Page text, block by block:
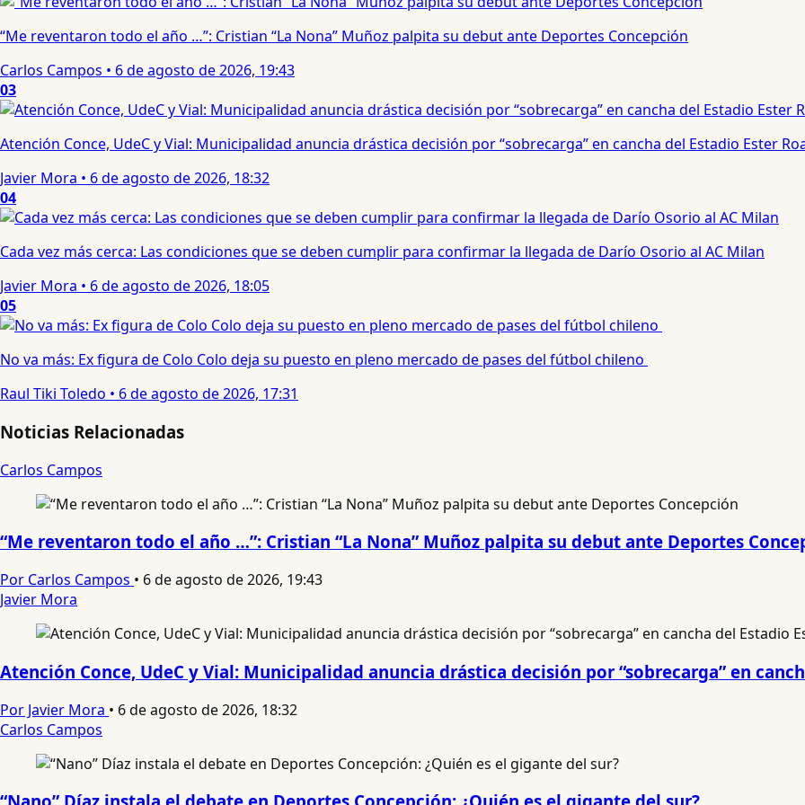
“Me reventaron todo el año …”: Cristian “La Nona” Muñoz palpita su debut ante Deportes Concepción
Carlos Campos • 6 de agosto de 2026, 19:43
03
Atención Conce, UdeC y Vial: Municipalidad anuncia drástica decisión por “sobrecarga” en cancha del Estadio Ester
Javier Mora • 6 de agosto de 2026, 18:32
04
Cada vez más cerca: Las condiciones que se deben cumplir para confirmar la llegada de Darío Osorio al AC Milan
Javier Mora • 6 de agosto de 2026, 18:05
05
No va más: Ex figura de Colo Colo deja su puesto en pleno mercado de pases del fútbol chileno
Raul Tiki Toledo • 6 de agosto de 2026, 17:31
Noticias Relacionadas
Carlos Campos
“Me reventaron todo el año …”: Cristian “La Nona” Muñoz palpita su debut ante Deportes
Por Carlos Campos • 6 de agosto de 2026, 19:43
Javier Mora
Atención Conce, UdeC y Vial: Municipalidad anuncia drástica decisión por “sobrecarga” en
Por Javier Mora • 6 de agosto de 2026, 18:32
Carlos Campos